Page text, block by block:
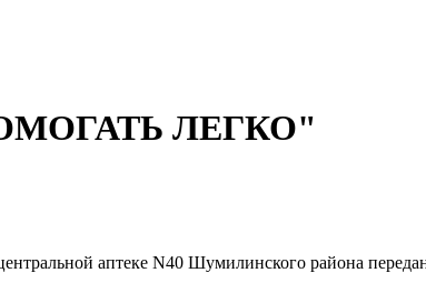
ЛЕГКО"
аптеке N40 Шумилинского района